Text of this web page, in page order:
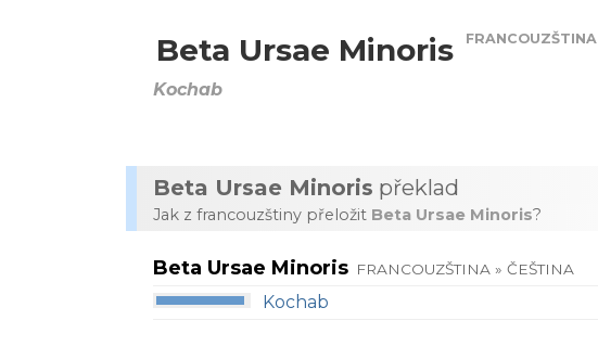
Beta Ursae Minoris FRANCOUZŠTINA
Kochab
Beta Ursae Minoris překlad
Jak z francouzštiny přeložit Beta Ursae Minoris?
Beta Ursae Minoris FRANCOUZŠTINA » ČEŠTINA
Kochab